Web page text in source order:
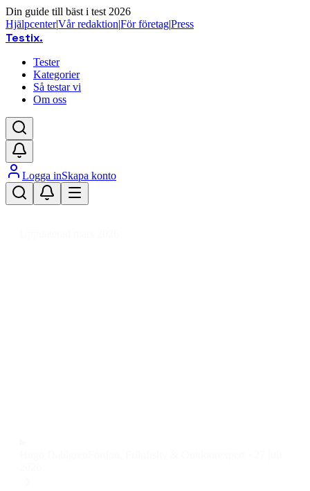
Din guide till bäst i test 2026
Hjälpcenter|Vår redaktion|För företag|Press
Testix.
Tester
Kategorier
Så testar vi
Om oss
Logga inSkapa konto